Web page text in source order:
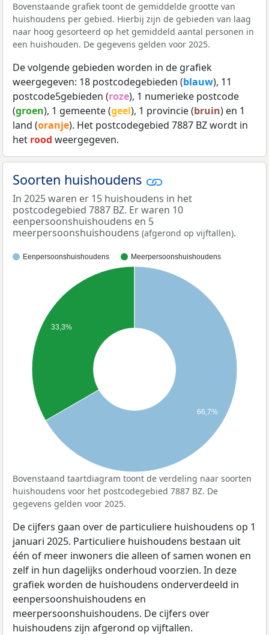
Bovenstaande grafiek toont de gemiddelde grootte van
huishoudens per gebied. Hierbij zijn de gebieden van laag
naar hoog gesorteerd op het gemiddeld aantal personen in
een huishouden. De gegevens gelden voor 2025.
De volgende gebieden worden in de grafiek
weergegeven: 18 postcodegebieden (blauw), 11
postcode5gebieden (roze), 1 numerieke postcode
(groen), 1 gemeente (geel), 1 provincie (bruin) en 1
land (oranje). Het postcodegebied 7887 BZ wordt in
het rood weergegeven.
Soorten huishoudens
In 2025 waren er 15 huishoudens in het
postcodegebied 7887 BZ. Er waren 10
eenpersoonshuishoudens en 5
meerpersoonshuishoudens (afgerond op vijftallen).
Eenpersoonshuishoudens Meerpersoonshuishoudens
33,3%
66,7%
Bovenstaand taartdiagram toont de verdeling naar soorten
huishoudens voor het postcodegebied 7887 BZ. De
gegevens gelden voor 2025.
De cijfers gaan over de particuliere huishoudens op 1
januari 2025. Particuliere huishoudens bestaan uit
één of meer inwoners die alleen of samen wonen en
zelf in hun dagelijks onderhoud voorzien. In deze
grafiek worden de huishoudens onderverdeeld in
eenpersoonshuishoudens en
meerpersoonshuishoudens. De cijfers over
huishoudens zijn afgerond op vijftallen.